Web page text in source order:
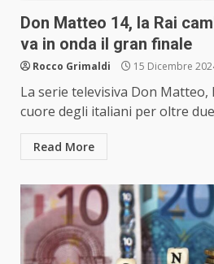
Don Matteo 14, la Rai
va in onda il gran finale
Rocco Grimaldi 15 Dicembre
La serie televisiva Don
cuore degli italiani per oltre
Read More